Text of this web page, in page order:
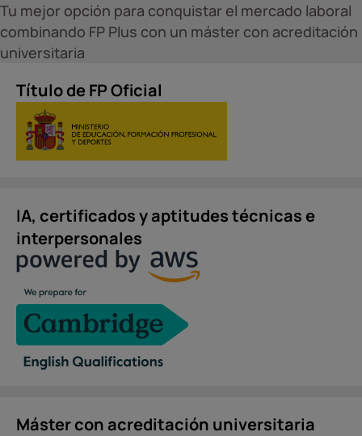
Tu mejor opción para conquistar el mercado laboral
combinando FP Plus con un máster con acreditación
universitaria
Título de FP Oficial
IA, certificados y aptitudes técnicas e
interpersonales
Máster con acreditación universitaria